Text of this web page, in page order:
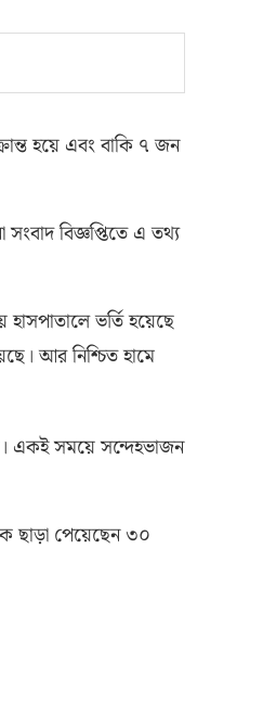
হয়ে এবং বাকি ৭ জন
বিজ্ঞপ্তিতে এ তথ্য
ভর্তি হয়েছে
আর নিশ্চিত হামে
একই সময়ে সন্দেহভাজন
ছাড়া পেয়েছেন ৩০